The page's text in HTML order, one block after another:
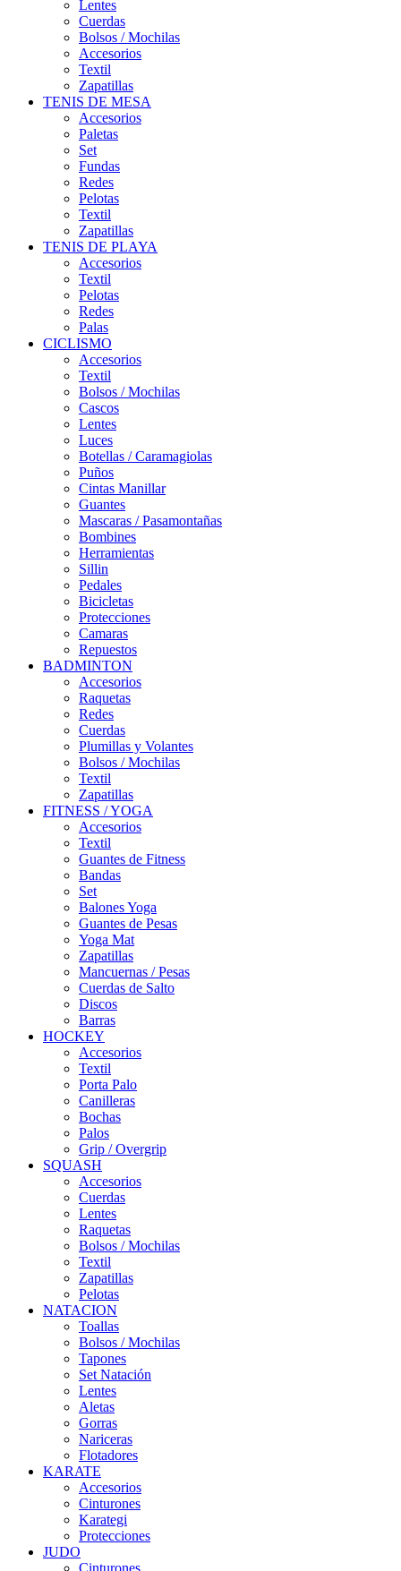
Lentes
Cuerdas
Bolsos / Mochilas
Accesorios
Textil
Zapatillas
TENIS DE MESA
Accesorios
Paletas
Set
Fundas
Redes
Pelotas
Textil
Zapatillas
TENIS DE PLAYA
Accesorios
Textil
Pelotas
Redes
Palas
CICLISMO
Accesorios
Textil
Bolsos / Mochilas
Cascos
Lentes
Luces
Botellas / Caramagiolas
Puños
Cintas Manillar
Guantes
Mascaras / Pasamontañas
Bombines
Herramientas
Sillin
Pedales
Bicicletas
Protecciones
Camaras
Repuestos
BADMINTON
Accesorios
Raquetas
Redes
Cuerdas
Plumillas y Volantes
Bolsos / Mochilas
Textil
Zapatillas
FITNESS / YOGA
Accesorios
Textil
Guantes de Fitness
Bandas
Set
Balones Yoga
Guantes de Pesas
Yoga Mat
Zapatillas
Mancuernas / Pesas
Cuerdas de Salto
Discos
Barras
HOCKEY
Accesorios
Textil
Porta Palo
Canilleras
Bochas
Palos
Grip / Overgrip
SQUASH
Accesorios
Cuerdas
Lentes
Raquetas
Bolsos / Mochilas
Textil
Zapatillas
Pelotas
NATACION
Toallas
Bolsos / Mochilas
Tapones
Set Natación
Lentes
Aletas
Gorras
Nariceras
Flotadores
KARATE
Accesorios
Cinturones
Karategi
Protecciones
JUDO